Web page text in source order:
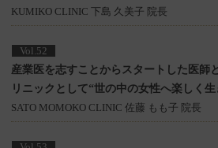
KUMIKO CLINIC 下島 久美子 院長
Vol.52
産業医を志すことからスタートした医師
リニックとして“世の中の女性へ楽しく
SATO MOMOKO CLINIC 佐藤 もも子 院長